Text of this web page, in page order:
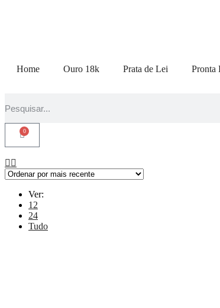
Home Ouro 18k Prata de Lei Pronta
0
Ver:
12
24
Tudo